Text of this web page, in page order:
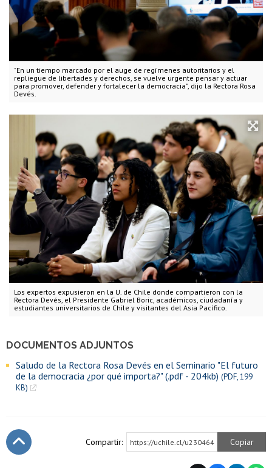
"En un tiempo marcado por el auge de regímenes autoritarios y el
repliegue de libertades y derechos, se vuelve urgente pensar y actuar
para promover, defender y fortalecer la democracia", dijo la Rectora Rosa
Devés.
Los expertos expusieron en la U. de Chile donde compartieron con la
Rectora Devés, el Presidente Gabriel Boric, académicos, ciudadanía y
estudiantes universitarios de Chile y visitantes del Asia Pacífico.
DOCUMENTOS ADJUNTOS
Saludo de la Rectora Rosa Devés en el Seminario "El futuro
de la democracia ¿por qué importa?" (.pdf - 204kb) (PDF, 199
KB)
Compartir: https://uchile.cl/u230464 Copiar